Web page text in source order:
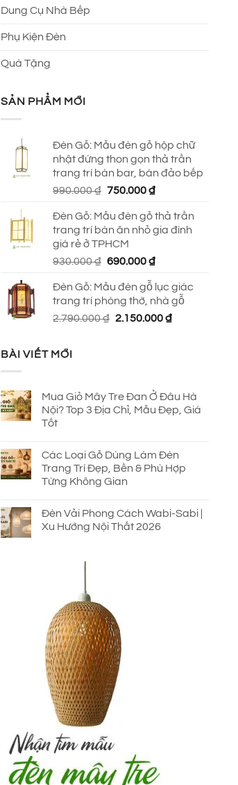
Dung Cụ Nhà Bếp
Phụ Kiện Đèn
Quà Tặng
SẢN PHẨM MỚI
Đèn Gỗ: Mẫu đèn gỗ hộp chữ
nhật đứng thon gọn thả trần
trang trí bàn bar, bàn đảo bếp
990.000₫ Giá
là:
990.000 ₫.
750.000₫Giá
tại
là:
Đèn Gỗ: Mẫu đèn gỗ thả trần
trang trí bàn ăn nhỏ gia đình
giá rẻ ở TPHCM
930.000₫ Giá
là:
930.000 ₫.
690.000₫Giá
tại
là:
690.000 ₫.
Đèn Gỗ: Mẫu đèn gỗ lục giác
trang trí phòng thờ, nhà gỗ
2.790.000₫ Giá
2.150.000₫Giá
BÀI VIẾT MỚI
Mua Giỏ Mây Tre Đan Ở Đâu Hà
Nội? Top 3 Địa Chỉ, Mẫu Đẹp, Giá
Tốt
Các Loại Gỗ Dùng Làm Đèn
Trang Trí Đẹp, Bền & Phù Hợp
Từng Không Gian
Đèn Vải Phong Cách Wabi-Sabi |
Xu Hướng Nội Thất 2026